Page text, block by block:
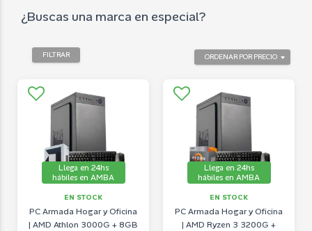
¿Buscas una marca en especial?
FILTRAR ORDENAR POR PRECIO
Llega en 24hs
hábiles en AMBA
EN STOCK
PC Armada Hogar y Oficina
| AMD Athlon 3000G + 8GB
Llega en 24hs
hábiles en AMBA
EN STOCK
PC Armada Hogar y Oficina
| AMD Ryzen 3 3200G +